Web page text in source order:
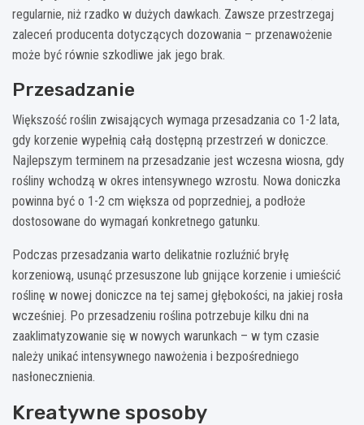
regularnie, niż rzadko w dużych dawkach. Zawsze przestrzegaj
zaleceń producenta dotyczących dozowania – przenawożenie
może być równie szkodliwe jak jego brak.
Przesadzanie
Większość roślin zwisających wymaga przesadzania co 1-2 lata,
gdy korzenie wypełnią całą dostępną przestrzeń w doniczce.
Najlepszym terminem na przesadzanie jest wczesna wiosna, gdy
rośliny wchodzą w okres intensywnego wzrostu. Nowa doniczka
powinna być o 1-2 cm większa od poprzedniej, a podłoże
dostosowane do wymagań konkretnego gatunku.
Podczas przesadzania warto delikatnie rozluźnić bryłę
korzeniową, usunąć przesuszone lub gnijące korzenie i umieścić
roślinę w nowej doniczce na tej samej głębokości, na jakiej rosła
wcześniej. Po przesadzeniu roślina potrzebuje kilku dni na
zaaklimatyzowanie się w nowych warunkach – w tym czasie
należy unikać intensywnego nawożenia i bezpośredniego
nasłonecznienia.
Kreatywne sposoby